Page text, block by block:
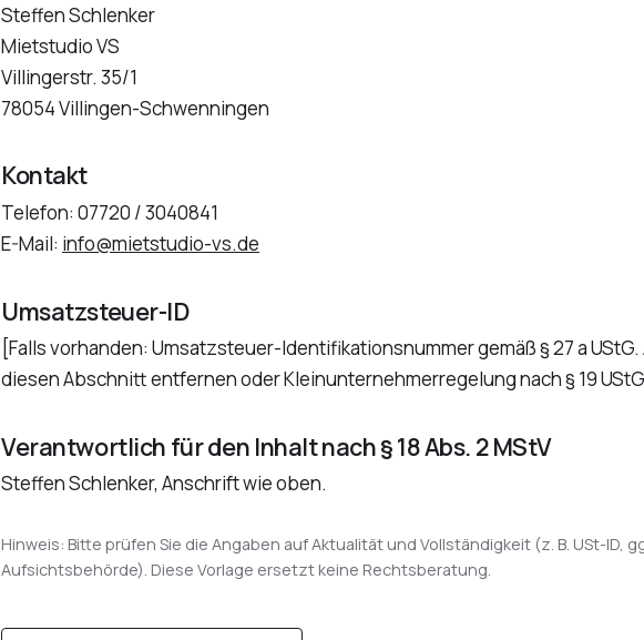
Steffen Schlenker
Mietstudio VS
Villingerstr. 35/1
78054 Villingen-Schwenningen
Kontakt
Telefon: 07720 / 3040841
E-Mail: info@mietstudio-vs.de
Umsatzsteuer-ID
[Falls vorhanden: Umsatzsteuer-Identifikationsnummer gemäß § 27 a
diesen Abschnitt entfernen oder Kleinunternehmerregelung nach § 19
Verantwortlich für den Inhalt nach § 18 Abs. 2 MStV
Steffen Schlenker, Anschrift wie oben.
Hinweis: Bitte prüfen Sie die Angaben auf Aktualität und Vollständigkeit (z. B. USt-ID,
Aufsichtsbehörde). Diese Vorlage ersetzt keine Rechtsberatung.